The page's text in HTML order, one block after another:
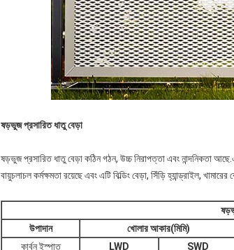
ষড়ভুজ প্রসারিত ধাতু বেড়া
ষড়ভুজ প্রসারিত ধাতু বেড়া কঠিন গঠন, উচ্চ নিরাপত্তা এবং নান্দনিকতা
বায়ুচলাচল কর্মক্ষমতা রয়েছে এবং এটি বিল্ডিং বেড়া, সিঁড়ি হ্যান্ড্রাইল,
উপাদান
খোলার আকার(মিমি)
কার্বন ইস্পাত
LWD SWD